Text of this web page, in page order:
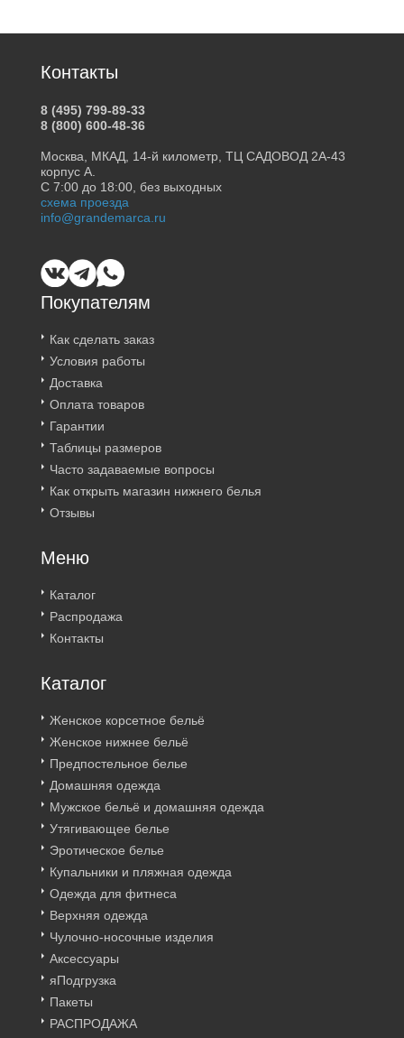
Покупателям
Как сделать заказ
Условия работы
Доставка
Оплата товаров
Гарантии
Таблицы размеров
Часто задаваемые вопросы
Как открыть магазин нижнего белья
Отзывы
Меню
Каталог
Распродажа
Контакты
Каталог
Женское корсетное бельё
Женское нижнее бельё
Предпостельное белье
Домашняя одежда
Мужское бельё и домашняя одежда
Утягивающее белье
Эротическое белье
Купальники и пляжная одежда
Одежда для фитнеса
Верхняя одежда
Чулочно-носочные изделия
Аксессуары
яПодгрузка
Пакеты
РАСПРОДАЖА
Контакты
8 (495) 799-89-33
8 (800) 600-48-36
Москва, МКАД, 14-й километр, ТЦ САДОВОД 2А-43
корпус А.
С 7:00 до 18:00, без выходных
схема проезда
info@grandemarca.ru